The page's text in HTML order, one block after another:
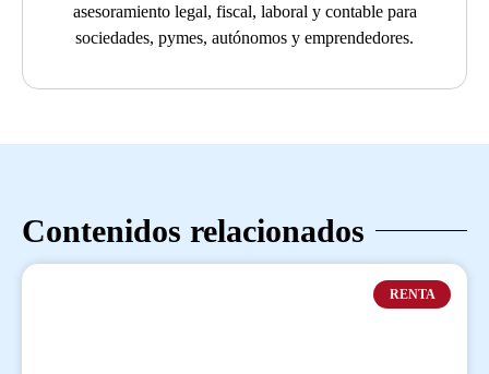
asesoramiento legal, fiscal, laboral y contable para
sociedades, pymes, autónomos y emprendedores.
Contenidos relacionados
RENTA